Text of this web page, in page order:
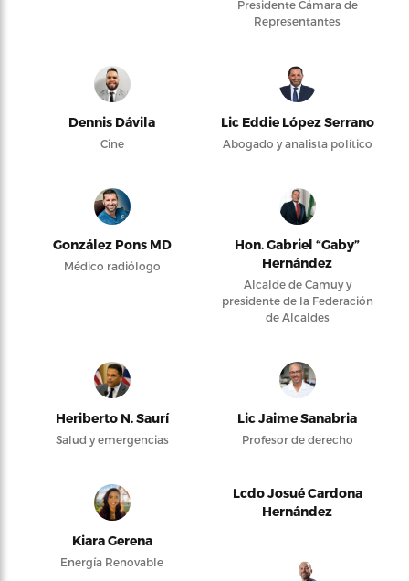
Presidente Cámara de
Representantes
Dennis Dávila
Cine
Lic Eddie López Serrano
Abogado y analista político
González Pons MD
Médico radiólogo
Hon. Gabriel “Gaby”
Hernández
Alcalde de Camuy y
presidente de la Federación
de Alcaldes
Heriberto N. Saurí
Salud y emergencias
Lic Jaime Sanabria
Profesor de derecho
Kiara Gerena
Energía Renovable
Lcdo Josué Cardona
Hernández